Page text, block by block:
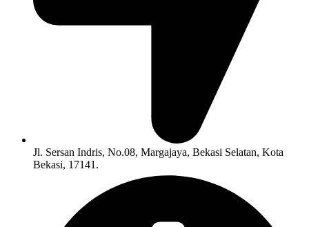
Jl. Sersan Indris, No.08, Margajaya, Bekasi Selatan, Kota
Bekasi, 17141.